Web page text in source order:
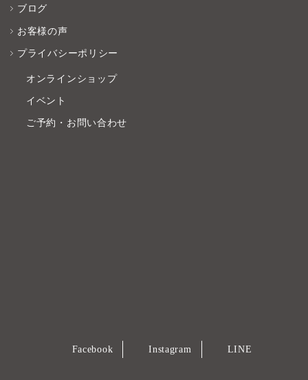
ブログ
お客様の声
プライバシーポリシー
オンラインショップ
イベント
ご予約・お問い合わせ
Facebook Instagram LINE